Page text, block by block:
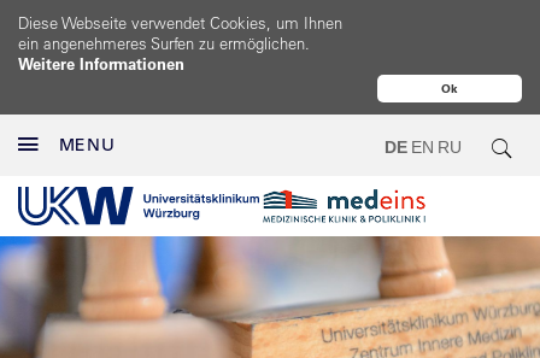
Ok
Diese Webseite verwendet Cookies, um Ihnen
ein angenehmeres Surfen zu ermöglichen.
Weitere Informationen
MENU DE EN RU